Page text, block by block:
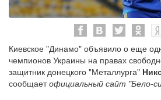
Киевское "Динамо" объявило о еще
чемпионов Украины на правах
защитник донецкого "Металлурга"
сообщаетофициальный сайт "Бело-